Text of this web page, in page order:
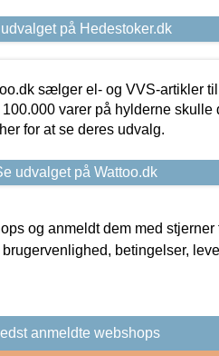
på Hedestoker.dk
sælger el- og VVS-artikler
100.000 varer på hylderne
for at se deres udvalg.
udvalget på Wattoo.dk
og anmeldt dem med stjerner
betingelser,
anmeldte webshops